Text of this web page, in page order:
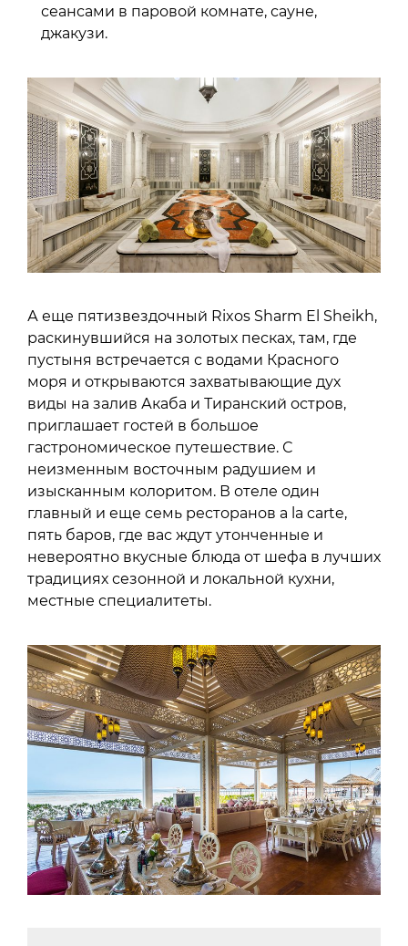
сеансами в паровой комнате, сауне,
джакузи.
А еще пятизвездочный Rixos Sharm El Sheikh,
раскинувшийся на золотых песках, там, где
пустыня встречается с водами Красного
моря и открываются захватывающие дух
виды на залив Акаба и Тиранский остров,
приглашает гостей в большое
гастрономическое путешествие. С
неизменным восточным радушием и
изысканным колоритом. В отеле один
главный и еще семь ресторанов a la carte,
пять баров, где вас ждут утонченные и
невероятно вкусные блюда от шефа в лучших
традициях сезонной и локальной кухни,
местные специалитеты.